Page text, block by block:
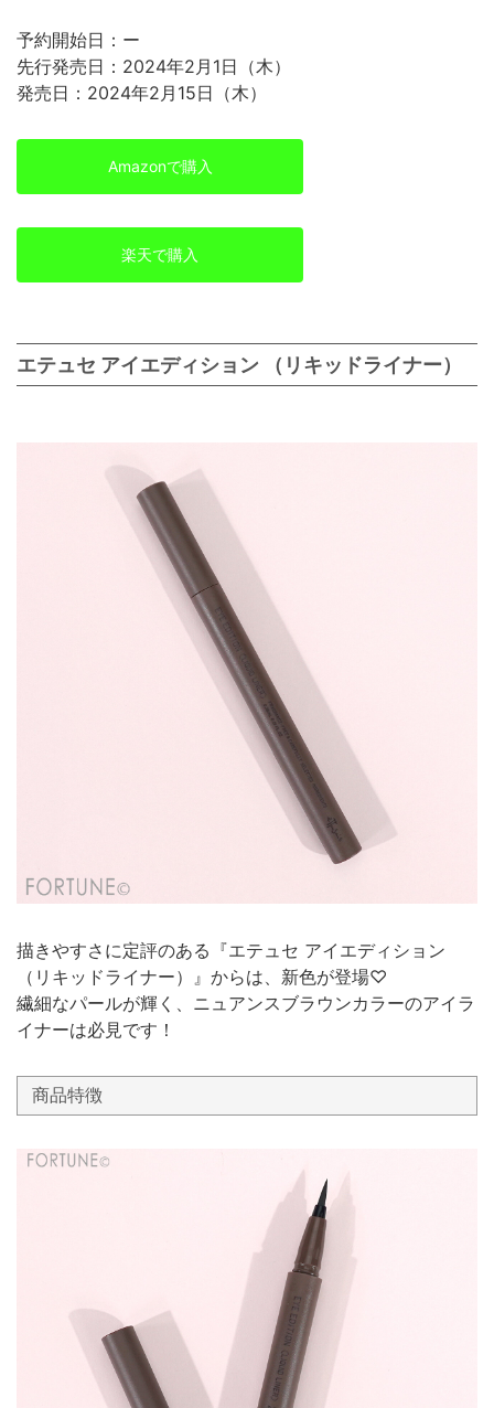
予約開始日：ー
先行発売日：2024年2月1日（木）
発売日：2024年2月15日（木）
Amazonで購入
楽天で購入
エテュセ アイエディション （リキッドライナー）
描きやすさに定評のある『エテュセ アイエディション
（リキッドライナー）』からは、新色が登場♡
繊細なパールが輝く、ニュアンスブラウンカラーのアイラ
イナーは必見です！
商品特徴